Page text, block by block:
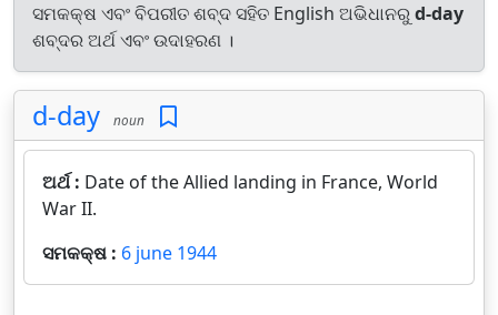
ସମକକ୍ଷ ଏବଂ ବିପରୀତ ଶବ୍ଦ ସହିତ English ଅଭିଧାନରୁd-day
ଶବ୍ଦର ଅର୍ଥ ଏବଂ ଉଦାହରଣ ।
d-day noun
ଅର୍ଥ : Date of the Allied landing in France, World
War II.
ସମକକ୍ଷ : 6 june 1944